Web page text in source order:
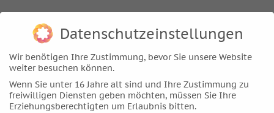
Ich freue mich sehr, dass mich meine Kollegin Helen
Fritsch eingeladen hat, diese wunderbare Methode mit
einem Vortrag in der Astropraxis in Hamburg
vorzustellen. Der Anlass ist das große Fest zum 30.
Geburtstag der Astropraxis. Leider ist es auch eine
geschlossene Veranstaltung für die vielen
Datenschutzeinstellungen
Wir benötigen Ihre Zustimmung, bevor Sie unsere Website
weiter besuchen können.
Wenn Sie unter 16 Jahre alt sind und Ihre Zustimmung zu
freiwilligen Diensten geben möchten, müssen Sie Ihre
Erziehungsberechtigten um Erlaubnis bitten.